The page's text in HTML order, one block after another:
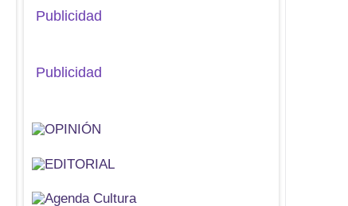
Publicidad
Publicidad